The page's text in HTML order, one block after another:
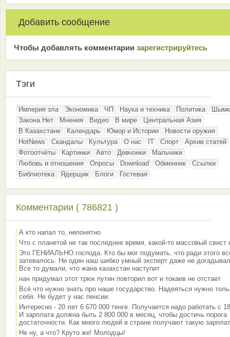
Добавить сообщение
Чтобы добавлять комментарии зарeгиcтрирyйтeсь
Тэги
Империя зла Экономика ЧП Наука и техника Политика
Закона.Нет
Мнения Видео В мире
Центральная Азия
В Казахстане
Календарь Юмор и Истории
Новости оружия
HotNews
Скандалы Культура О нас IT Спорт
Архив статей
Фотоотчёты
Картинки Авто Девчонки
Мальчики
Любовь и отношения
Опросы Download Обменник
Ссылки
Библиотека
Ядерщик Блоги Гостевая
Комментарии ( 786821 )
А кто напал то, непонятно
Что с планетой не так последнее время, какой-то массовый свист
Это ГЕНИАЛЬНО господа. Кто бы мог подумать, что ради этого
затевалось. Ни один наш шибко умный эксперт даже не
Все то думали, что жана казахстан наступит
нан придумал этот трюк путин повторил вот и токаев не отстает
Всё что нужно знать про наше государство. Надеяться нужно
себя. Не будет у нас пенсии.
Интересно - 20 лет 6 670 000 тенге. Получается надо работать с
И зарплата должна быть 2 800 000 в месяц, чтобы достичь порога
достаточности. Как много людей в стране получают такую
Не ну, а что? Круто же! Молодцы!